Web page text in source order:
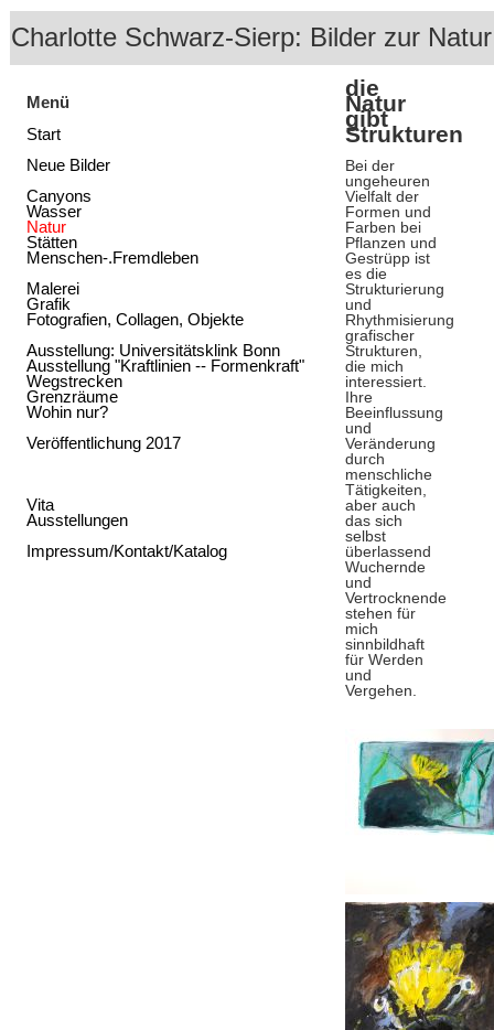
Charlotte Schwarz-Sierp: Bilder zur Natur
Menü
Start
Neue Bilder
Canyons
Wasser
Natur
Stätten
Menschen-.Fremdleben
Malerei
Grafik
Fotografien, Collagen, Objekte
Ausstellung: Universitätsklink Bonn
Ausstellung "Kraftlinien -- Formenkraft"
Wegstrecken
Grenzräume
Wohin nur?
Veröffentlichung 2017
Vita
Ausstellungen
Impressum/Kontakt/Katalog
die
Natur
gibt
Strukturen
Bei der
ungeheuren
Vielfalt der
Formen und
Farben bei
Pflanzen und
Gestrüpp ist
es die
Strukturierung
und
Rhythmisierung
grafischer
Strukturen,
die mich
interessiert.
Ihre
Beeinflussung
und
Veränderung
durch
menschliche
Tätigkeiten,
aber auch
das sich
selbst
überlassend
Wuchernde
und
Vertrocknende
stehen für
mich
sinnbildhaft
für Werden
und
Vergehen.